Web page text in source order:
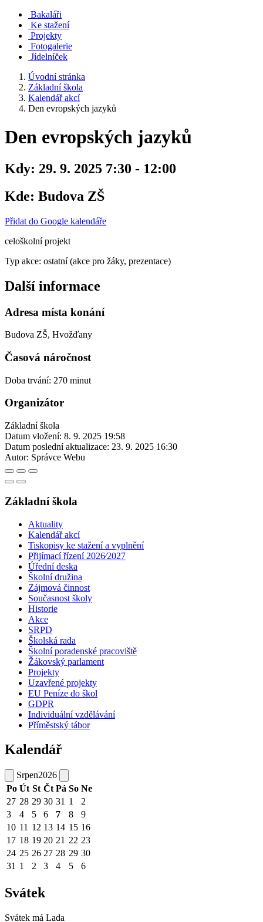
Bakaláři
Ke stažení
Projekty
Fotogalerie
Jídelníček
Úvodní stránka
Základní škola
Kalendář akcí
Den evropských jazyků
Den evropských jazyků
Kdy: 29. 9. 2025 7:30 - 12:00
Kde: Budova ZŠ
Přidat do Google kalendáře
celoškolní projekt
Typ akce: ostatní (akce pro žáky, prezentace)
Další informace
Adresa místa konání
Budova ZŠ, Hvožďany
Časová náročnost
Doba trvání: 270 minut
Organizátor
Základní škola
Datum vložení: 8. 9. 2025 19:58
Datum poslední aktualizace: 23. 9. 2025 16:30
Autor: Správce Webu
Základní škola
Aktuality
Kalendář akcí
Tiskopisy ke stažení a vyplnění
Přijímací řízení 2026⁄2027
Úřední deska
Školní družina
Zájmová činnost
Současnost školy
Historie
Akce
SRPD
Školská rada
Školní poradenské pracoviště
Žákovský parlament
Projekty
Uzavřené projekty
EU Peníze do škol
GDPR
Individuální vzdělávání
Příměstský tábor
Kalendář
Srpen2026
Po Út St Čt Pá So Ne
27 28 29 30 31 1
2
3
4 5 6 7 8
9
10 11 12 13 14 15 16
17 18 19 20 21 22 23
24 25 26 27 28 29 30
31 1 2 3 4 5 6
Svátek
Svátek má Lada